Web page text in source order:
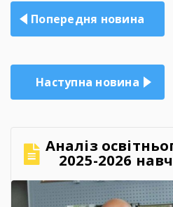
Навігація
записів
Попередня новина
Наступна новина
Аналіз
2025-2026